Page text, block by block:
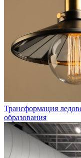
Трансформация
образования